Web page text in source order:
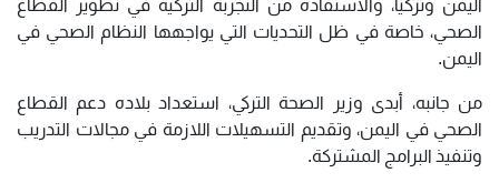
اليمن وتركيا، والاستفادة من التجربة التركية في تطوير القطاع
الصحي، خاصة في ظل التحديات التي يواجهها النظام الصحي في
اليمن.
من جانبه، أبدى وزير الصحة التركي، استعداد بلاده دعم القطاع
الصحي في اليمن، وتقديم التسهيلات اللازمة في مجالات التدريب
وتنفيذ البرامج المشتركة.